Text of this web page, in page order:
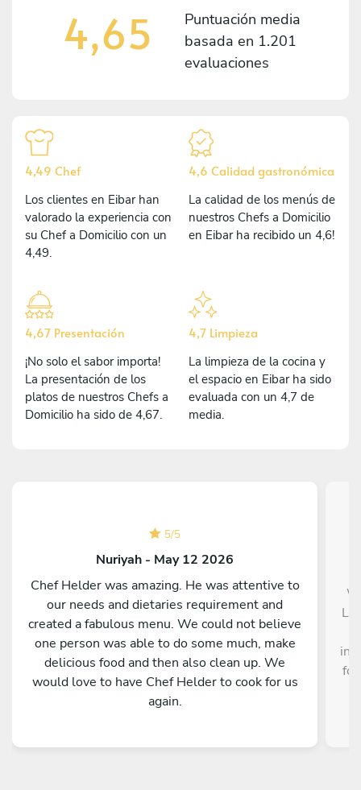
4,65
Puntuación media
basada en 1.201
evaluaciones
4,49 Chef
Los clientes en Eibar han
valorado la experiencia con
su Chef a Domicilio con un
4,49.
4,6 Calidad gastronómica
La calidad de los menús de
nuestros Chefs a Domicilio
en Eibar ha recibido un 4,6!
4,67 Presentación
¡No solo el sabor importa!
La presentación de los
platos de nuestros Chefs a
Domicilio ha sido de 4,67.
4,7 Limpieza
La limpieza de la cocina y
el espacio en Eibar ha sido
evaluada con un 4,7 de
media.
5/5
Nuriyah - May 12 2026
Chef Helder was amazing. He was attentive to
our needs and dietaries requirement and
created a fabulous menu. We could not believe
one person was able to do some much, make
delicious food and then also clean up. We
would love to have Chef Helder to cook for us
again.